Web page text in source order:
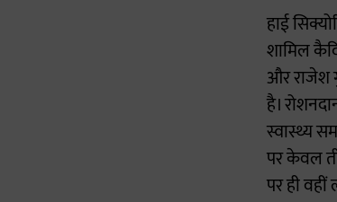
हाई
शामिल
और राजेश
है।
स्वास्थ्य
पर केवल
पर ही